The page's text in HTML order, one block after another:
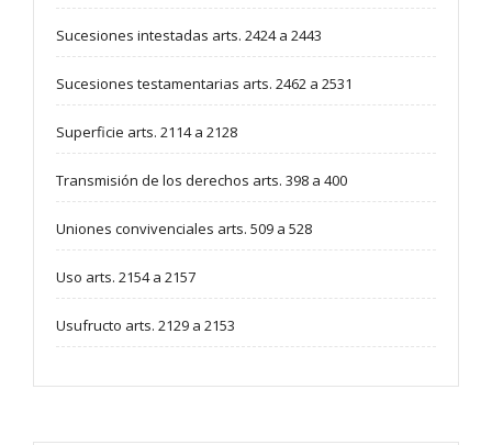
Sucesiones intestadas arts. 2424 a 2443
Sucesiones testamentarias arts. 2462 a 2531
Superficie arts. 2114 a 2128
Transmisión de los derechos arts. 398 a 400
Uniones convivenciales arts. 509 a 528
Uso arts. 2154 a 2157
Usufructo arts. 2129 a 2153